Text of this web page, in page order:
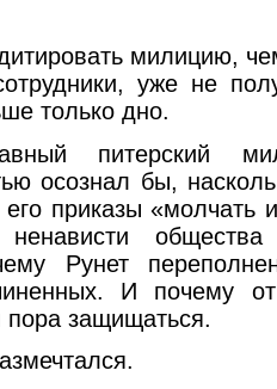
милицию,
уже не
только дно.
питерский
осознал бы,
приказы «молчать
Рунет
И почему
защищаться.